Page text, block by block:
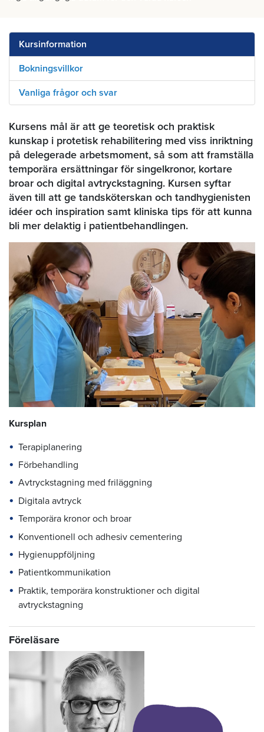
Kursinformation
Bokningsvillkor
Vanliga frågor och svar
Kursens mål är att ge teoretisk och praktisk
kunskap i protetisk rehabilitering med viss inriktning
på delegerade arbetsmoment, så som att framställa
temporära ersättningar för singelkronor, kortare
broar och digital avtryckstagning. Kursen syftar
även till att ge tandsköterskan och tandhygienisten
idéer och inspiration samt kliniska tips för att kunna
bli mer delaktig i patientbehandlingen.
Kursplan
Terapiplanering
Förbehandling
Avtryckstagning med friläggning
Digitala avtryck
Temporära kronor och broar
Konventionell och adhesiv cementering
Hygienuppföljning
Patientkommunikation
Praktik, temporära konstruktioner och digital
avtryckstagning
Föreläsare